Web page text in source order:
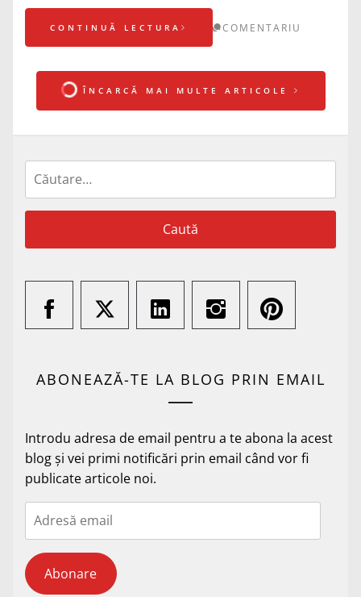
CONTINUĂ LECTURA COMENTARIU
ÎNCARCĂ MAI MULTE ARTICOLE
după:
ABONEAZĂ-TE LA BLOG PRIN EMAIL
Introdu adresa de email pentru a te abona la acest
blog și vei primi notificări prin email când vor fi
publicate articole noi.
Adresă
email
Abonare